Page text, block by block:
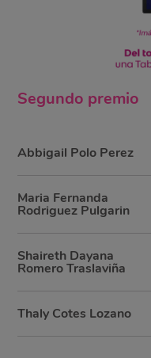
Segundo premio
Abbigail Polo Perez
Maria Fernanda
Rodriguez Pulgarin
Shaireth Dayana
Romero Traslaviña
Thaly Cotes Lozano